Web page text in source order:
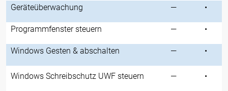
Geräteüberwachung — •
Programmfenster steuern — •
Windows Gesten & abschalten — •
Windows Schreibschutz UWF steuern — •